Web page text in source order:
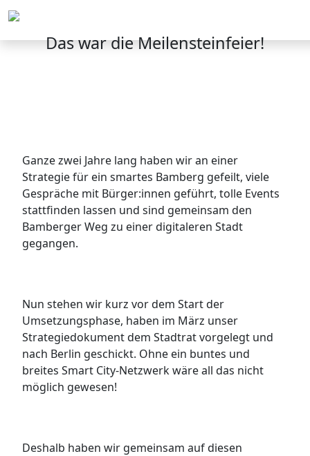
Das war die Meilensteinfeier!
Ganze zwei Jahre lang haben wir an einer
Strategie für ein smartes Bamberg gefeilt, viele
Gespräche mit Bürger:innen geführt, tolle Events
stattfinden lassen und sind gemeinsam den
Bamberger Weg zu einer digitaleren Stadt
gegangen.
Nun stehen wir kurz vor dem Start der
Umsetzungsphase, haben im März unser
Strategiedokument dem Stadtrat vorgelegt und
nach Berlin geschickt. Ohne ein buntes und
breites Smart City-Netzwerk wäre all das nicht
möglich gewesen!
Deshalb haben wir gemeinsam auf diesen